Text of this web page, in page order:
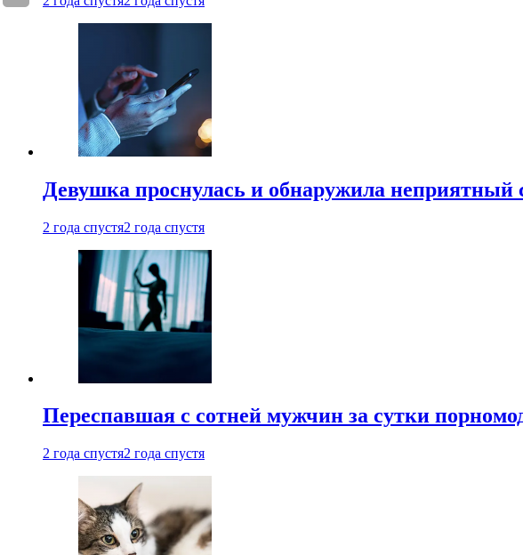
Девушка проснулась и обнаружила неприятный
2 года спустя2 года спустя
Переспавшая с сотней мужчин за сутки
2 года спустя2 года спустя